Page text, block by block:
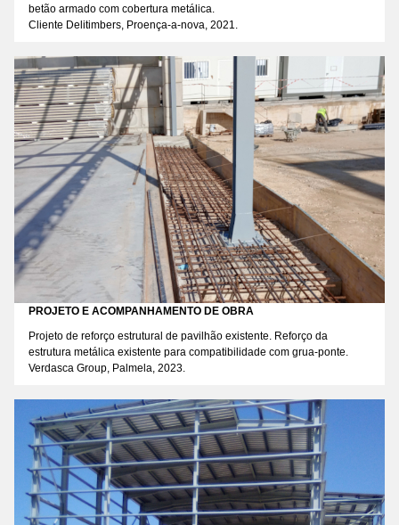
betão armado com cobertura metálica.
Cliente Delitimbers, Proença-a-nova, 2021.
PROJETO E ACOMPANHAMENTO DE OBRA
Projeto de reforço estrutural de pavilhão existente. Reforço da
estrutura metálica existente para compatibilidade com grua-ponte.
Verdasca Group, Palmela, 2023.